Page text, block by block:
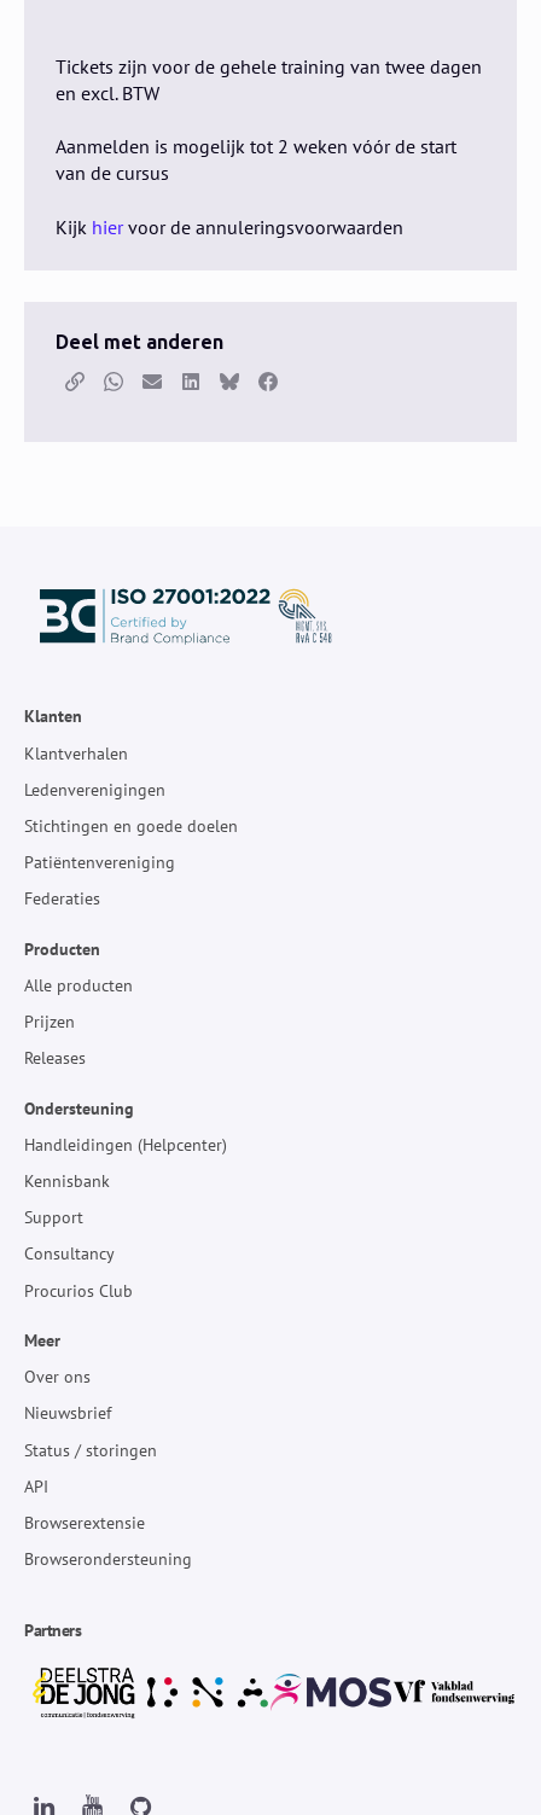
Tickets zijn voor de gehele training van twee dagen
en excl. BTW
Aanmelden is mogelijk tot 2 weken vóór de start
van de cursus
Kijk hiervoor de annuleringsvoorwaarden
Deel met anderen
Kopieer link
Whatsapp
E-mailLinkedInBlueskyFacebook
Klanten
Klantverhalen
Ledenverenigingen
Stichtingen en goede doelen
Patiëntenvereniging
Federaties
Producten
Alle producten
Prijzen
Releases
Ondersteuning
Handleidingen (Helpcenter)
Kennisbank
Support
Consultancy
Procurios Club
Meer
Over ons
Nieuwsbrief
Status / storingen
API
Browserextensie
Browserondersteuning
Partners